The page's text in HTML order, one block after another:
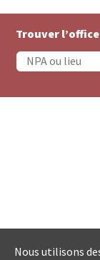
Trouver
Nous utilisons